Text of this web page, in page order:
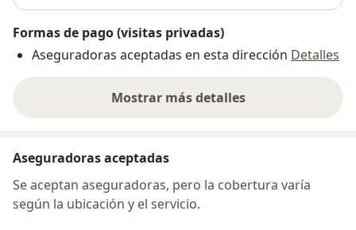
Formas de pago (visitas privadas)
Aseguradoras aceptadas en esta dirección Detalles
Mostrar más detalles
sobre la dirección
Aseguradoras aceptadas
Se aceptan aseguradoras, pero la cobertura varía
según la ubicación y el servicio.